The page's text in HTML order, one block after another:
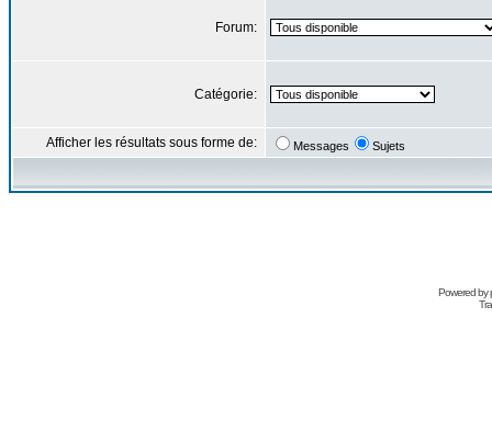
Forum:
Catégorie:
Afficher les résultats sous forme de: Messages Sujets
Powered by